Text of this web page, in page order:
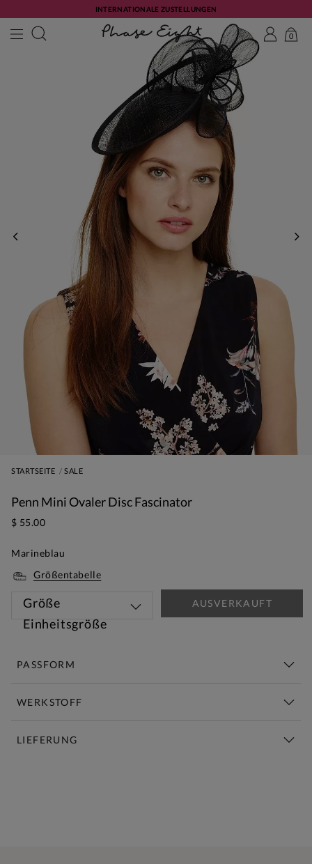
INTERNATIONALE ZUSTELLUNGEN
0
STARTSEITE SALE
Penn Mini Ovaler Disc Fascinator
$ 55.00
Marineblau
Größentabelle
Größe
Einheitsgröße
AUSVERKAUFT
PASSFORM
WERKSTOFF
LIEFERUNG